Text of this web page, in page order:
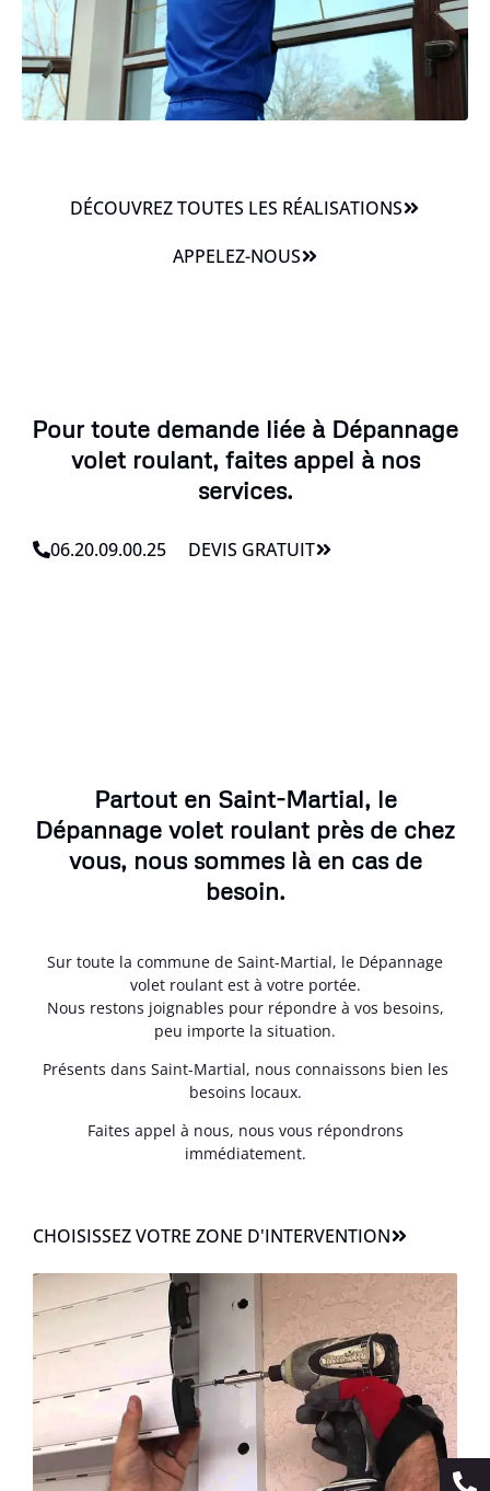
DÉCOUVREZ TOUTES LES RÉALISATIONS
APPELEZ-NOUS
Pour toute demande liée à Dépannage
volet roulant, faites appel à nos
services.
06.20.09.00.25 DEVIS GRATUIT
Partout en Saint-Martial, le
Dépannage volet roulant près de chez
vous, nous sommes là en cas de
besoin.
Sur toute la commune de Saint-Martial, le Dépannage
volet roulant est à votre portée.
Nous restons joignables pour répondre à vos besoins,
peu importe la situation.
Présents dans Saint-Martial, nous connaissons bien les
besoins locaux.
Faites appel à nous, nous vous répondrons
immédiatement.
CHOISISSEZ VOTRE ZONE D'INTERVENTION